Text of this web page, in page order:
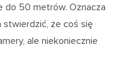
do 50 metrów. Oznacza
stwierdzić, że coś się
ale niekoniecznie